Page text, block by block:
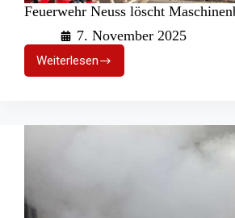
Feuerwehr Neuss löscht
7. November 2025
WeiterlesenFeuerwehr
Neuss